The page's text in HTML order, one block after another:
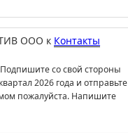
ООО к Контакты
со свой стороны
2026 года и отправьте
пожалуйста. Напишите